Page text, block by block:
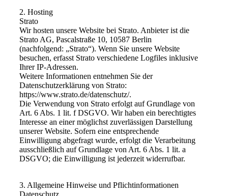
2. Hosting
Strato
Wir hosten unsere Website bei Strato. Anbieter ist die
Strato AG, Pascalstraße 10, 10587 Berlin
(nachfolgend: „Strato“). Wenn Sie unsere Website
besuchen, erfasst Strato verschiedene Logfiles inklusive
Ihrer IP-Adressen.
Weitere Informationen entnehmen Sie der
Datenschutzerklärung von Strato:
https://www.strato.de/datenschutz/.
Die Verwendung von Strato erfolgt auf Grundlage von
Art. 6 Abs. 1 lit. f DSGVO. Wir haben ein berechtigtes
Interesse an einer möglichst zuverlässigen Darstellung
unserer Website. Sofern eine entsprechende
Einwilligung abgefragt wurde, erfolgt die Verarbeitung
ausschließlich auf Grundlage von Art. 6 Abs. 1 lit. a
DSGVO; die Einwilligung ist jederzeit widerrufbar.
3. Allgemeine Hinweise und Pflichtinformationen